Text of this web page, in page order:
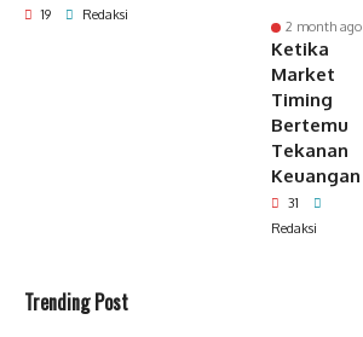
19 Redaksi
2 month ago
Ketika
Market
Timing
Bertemu
Tekanan
Keuangan
31
Redaksi
Trending Post